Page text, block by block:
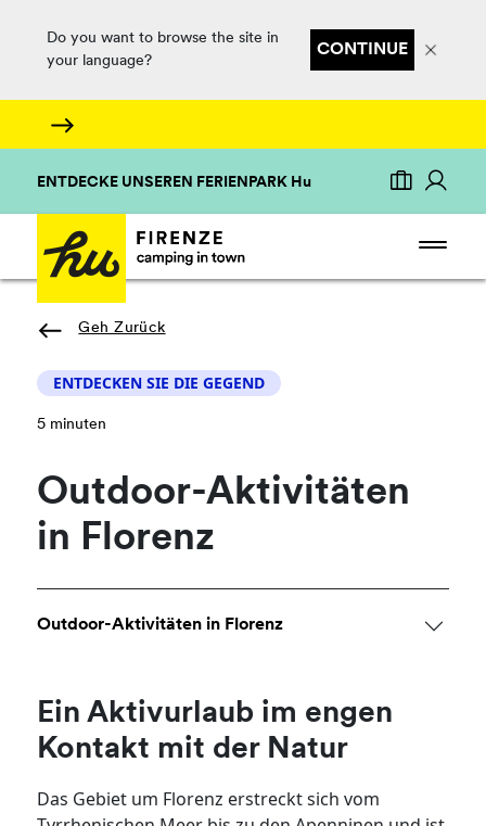
Do you want to browse the site in
your language?
CONTINUE
ENTDECKE UNSEREN FERIENPARK Hu
Geh Zurück
ENTDECKEN SIE DIE GEGEND
5 minuten
Outdoor-Aktivitäten
in Florenz
Outdoor-Aktivitäten in Florenz
Ein Aktivurlaub im engen
Kontakt mit der Natur
Das Gebiet um Florenz erstreckt sich vom